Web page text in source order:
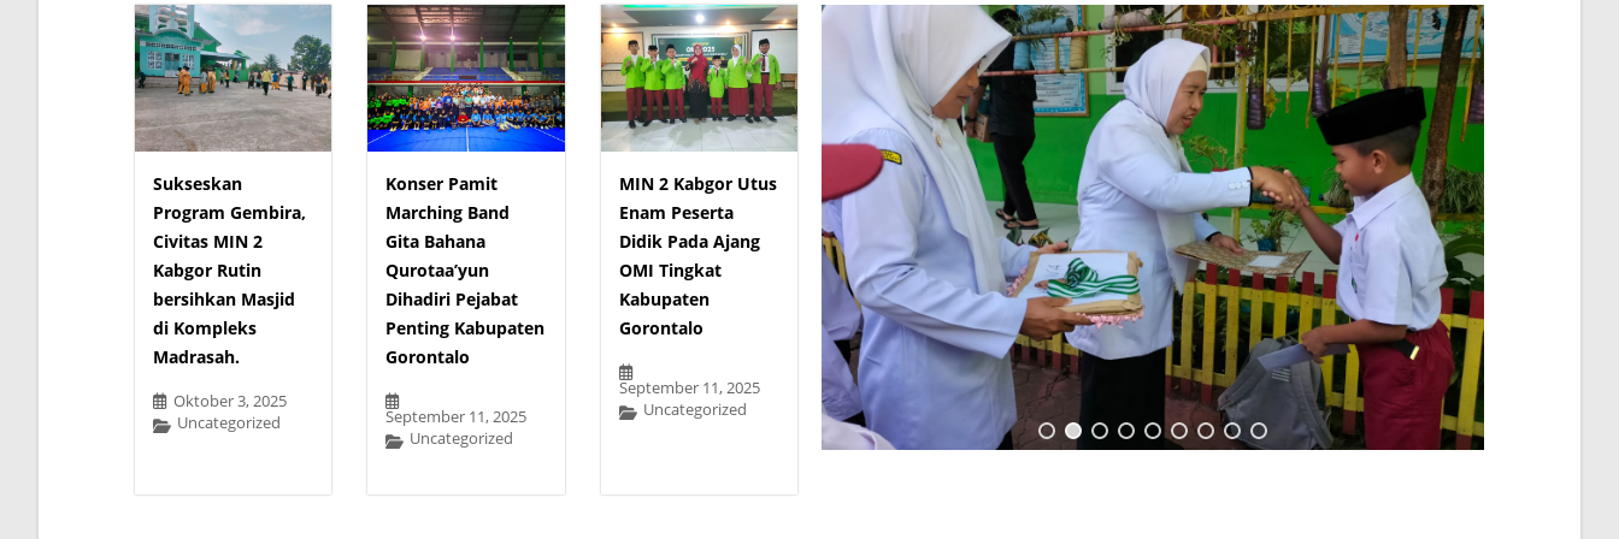
Sukseskan
Program Gembira,
Civitas MIN 2
Kabgor Rutin
bersihkan Masjid
di Kompleks
Madrasah.
Oktober 3, 2025
Uncategorized
Konser Pamit
Marching Band
Gita Bahana
Qurotaa’yun
Dihadiri Pejabat
Penting Kabupaten
Gorontalo
September 11, 2025
Uncategorized
MIN 2 Kabgor Utus
Enam Peserta
Didik Pada Ajang
OMI Tingkat
Kabupaten
Gorontalo
September 11, 2025
Uncategorized